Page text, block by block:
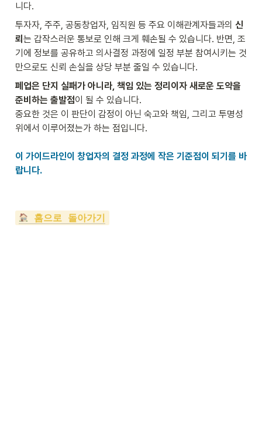
니다.
투자자, 주주, 공동창업자, 임직원 등 주요 이해관계자들과의 신
뢰 는 갑작스러운 통보로 인해 크게 훼손될 수 있습니다. 반면, 조
기에 정보를 공유하고 의사결정 과정에 일정 부분 참여시키는 것
만으로도 신뢰 손실을 상당 부분 줄일 수 있습니다.
폐업은 단지 실패가 아니라, 책임 있는 정리이자 새로운 도약을
준비하는 출발점이 될 수 있습니다.
중요한 것은 이 판단이 감정이 아닌 숙고와 책임, 그리고 투명성
위에서 이루어졌는가 하는 점입니다.
이 가이드라인이 창업자의 결정 과정에 작은 기준점이 되기를 바
랍니다.
홈으로 돌아가기